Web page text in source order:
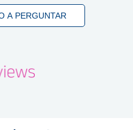
A PERGUNTAR